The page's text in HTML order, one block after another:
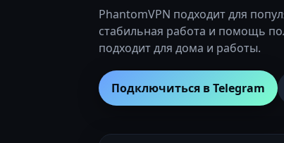
PhantomVPN подходит для
стабильная работа и помощь
подходит для дома и работы.
Подключиться в Telegram